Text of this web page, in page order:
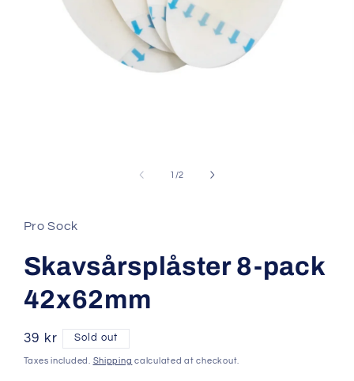
1 /of
2
Pro Sock
Skavsårsplåster 8-pack
42x62mm
Regular
price
39 kr Sold out
Taxes included. Shipping calculated at checkout.